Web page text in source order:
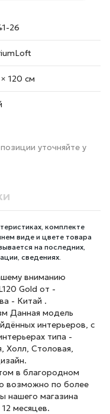
26
120 cм
уточняйте у
комплекте
виде и цвете товара
на последних,
сведениях.
вниманию
Gold от -
- Китай .
Данная модель
интерьеров, с
типа -
Холл, Столовая,
в благородном
возможно по более
нашего магазина
месяцев.